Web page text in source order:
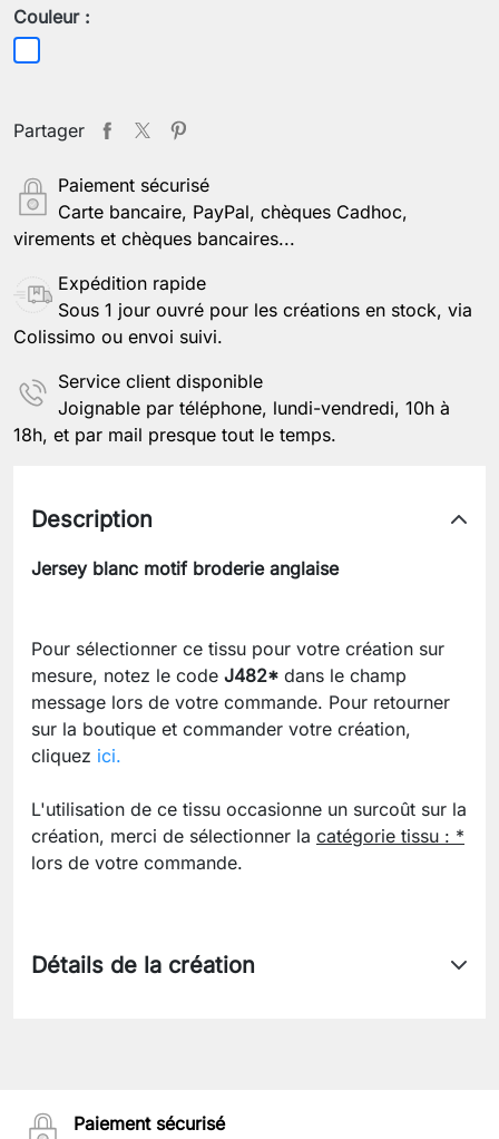
Couleur :
Blanc
Partager
Paiement sécurisé
Carte bancaire, PayPal, chèques Cadhoc,
virements et chèques bancaires...
Expédition rapide
Sous 1 jour ouvré pour les créations en stock, via
Colissimo ou envoi suivi.
Service client disponible
Joignable par téléphone, lundi-vendredi, 10h à
18h, et par mail presque tout le temps.
Description
Jersey blanc motif broderie anglaise
Pour sélectionner ce tissu pour votre création sur
mesure, notez le code J482* dans le champ
message lors de votre commande. Pour retourner
sur la boutique et commander votre création,
cliquez ici.
L'utilisation de ce tissu occasionne un surcoût sur la
création, merci de sélectionner la catégorie tissu : *
lors de votre commande.
Détails de la création
Paiement sécurisé